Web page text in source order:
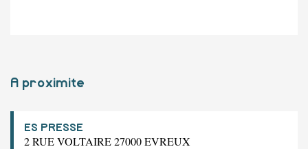
A proximite
ES PRESSE
2 RUE VOLTAIRE 27000 EVREUX